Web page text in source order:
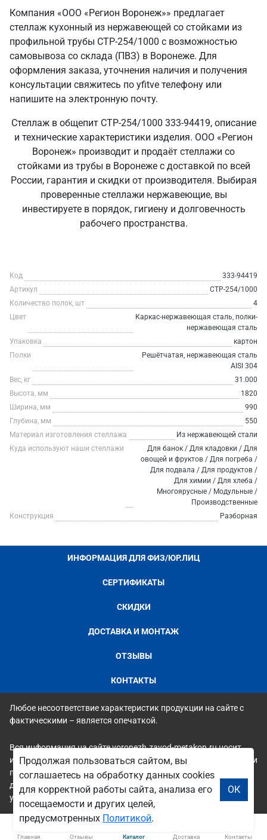
Компания «ООО «Регион Воронеж»» предлагает
стеллаж кухонный из нержавеющей со стойками из
профильной трубы СТР-254/1000 с возможностью
самовывоза со склада (ПВЗ) в Воронеже. Для
оформления заказа, уточнения наличия и получения
консультации свяжитесь по yfitve телефону или
напишите на электронную почту.
Стеллаж в общепит СТР-254/1000 333-94419, описание
и технические характеристики изделия. ООО «Регион
Воронеж» производит и продаёт стеллажи со
стойками из трубы в Воронеже с доставкой по всей
России, гарантия и скидки от производителя. Выбирая
проверенные стеллажи нержавеющие, вы
инвестируете в порядок, гигиену и долговечность
рабочего пространства.
Код
333-94419
Артикул
СТР-254/1000
Количество полок, шт
4
Цвет
Каркас-нержавеющая сталь, полки-
нержавеющая сталь
Упаковка
картон
Полки
Решётчатая, нержавеющая сталь
AISI 304
Вес, кг
31.000
Высота, мм
1820
Ширина, мм
990
Глубина, мм
550
Материал изготовления стеллажа
Из нержавеющей стали
Куда используют наши стеллажи
Для банок / Для кладовки / Для
овощей и фруктов / Для погреба /
Для подвала / Для продуктов /
Для химии / Для хлеба /
Многоярусные / Модульные /
Производственные
Конструкция
Разборная
ИНФОРМАЦИЯ ДЛЯ ФИЗ/ЮР.ЛИЦ
СЕРТИФИКАТЫ
СКИДКИ
ДОСТАВКА И МОНТАЖ
ОТЗЫВЫ
КОНТАКТЫ
Любое несоответствие характеристик продукции на сайте с
фактическими – является опечаткой.
Вся информация на сайте voronezh.zavod-metakon.ru носит
исключительно ознакомительный и справочный характер и ни
при каких условиях не является публичной офертой. Всю
дополнительную информацию можно узнать по телефонам
указанным на сайте.
Главная Отзывы Каталог Доставка Контакты
Продолжая пользоваться сайтом, вы
соглашаетесь на обработку данных cookies
для корректной работы сайта, анализа его
посещаемости и других целей,
предусмотренных Политикой.
ОК